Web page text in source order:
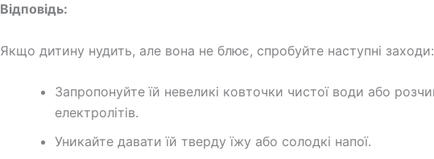
Відповідь:
Якщо дитину нудить, але вона не блює, спробуйте наступні заходи:
Запропонуйте їй невеликі ковточки чистої води або
електролітів.
Уникайте давати їй тверду їжу або солодкі напої.